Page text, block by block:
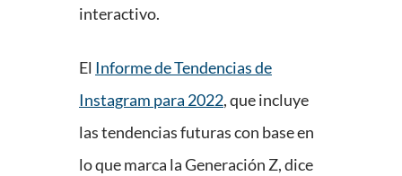
interactivo.
El Informe de Tendencias de
Instagram para 2022, que incluye
las tendencias futuras con base en
lo que marca la Generación Z, dice